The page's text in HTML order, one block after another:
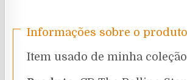
Informações sobre o
Item usado de minha